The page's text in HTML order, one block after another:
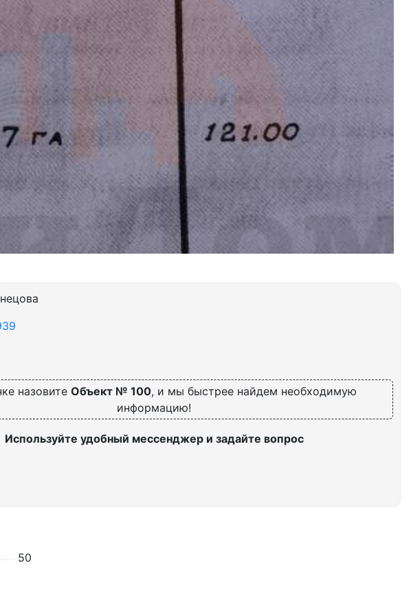
назовите Объект № 100, и мы быстрее найдем необходимую
информацию!
Используйте удобный мессенджер и задайте вопрос
50